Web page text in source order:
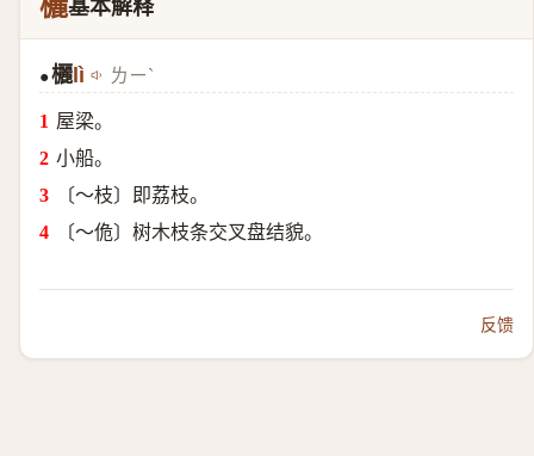
基本解释
●欐 lì ㄌㄧˋ
屋梁。
小船。
〔～枝〕即荔枝。
〔～佹〕树木枝条交叉盘结貌。
反馈